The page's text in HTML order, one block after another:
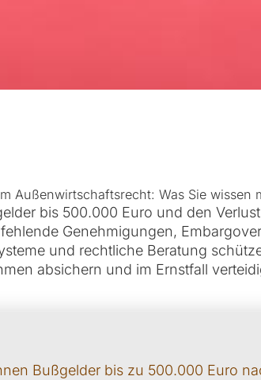
Außenwirtschaftsrecht: Was Sie wissen
bis 500.000 Euro und den
Genehmigungen,
und rechtliche Beratung
absichern und im Ernstfall
Bußgelder bis zu 500.000 Euro